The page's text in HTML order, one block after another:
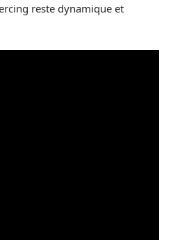
reste dynamique et